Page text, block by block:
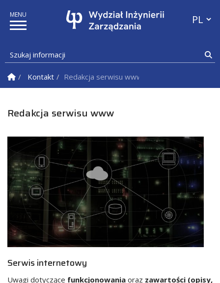
Szukaj informacji
Strona Główna
Kontakt Redakcja serwisu www
Redakcja serwisu www
Serwis internetowy
Uwagi dotyczące funkcjonowania oraz zawartości (opisy,